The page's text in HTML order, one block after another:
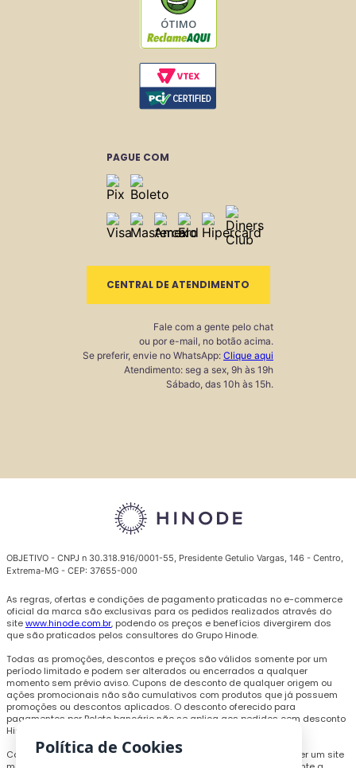
ÓTIMO
PAGUE COM
CENTRAL DE ATENDIMENTO
Fale com a gente pelo chat
ou por e-mail, no botão acima.
Se preferir, envie no WhatsApp: Clique aqui
Atendimento: seg a sex, 9h às 19h
Sábado, das 10h às 15h.
OBJETIVO - CNPJ n 30.318.916/0001-55, Presidente Getulio Vargas, 146 - Centro,
Extrema-MG - CEP: 37655-000
As regras, ofertas e condições de pagamento praticadas no e-commerce
oficial da marca são exclusivas para os pedidos realizados através do
sitewww.hinode.com.br, podendo os preços e benefícios divergirem dos
que são praticados pelos consultores do Grupo Hinode.
Todas as promoções, descontos e preços são válidos somente por um
período limitado e podem ser alterados ou encerrados a qualquer
momento sem prévio aviso. Cupons de desconto de qualquer origem ou
ações promocionais não são cumulativos com produtos que já possuem
promoções ou descontos aplicados. O desconto oferecido para
pagamentos por Boleto bancário não se aplica aos pedidos com desconto
Hinode Prime.
Com o objetivo de personalizar a experiência de compra e oferecer um site
Política de Cookies